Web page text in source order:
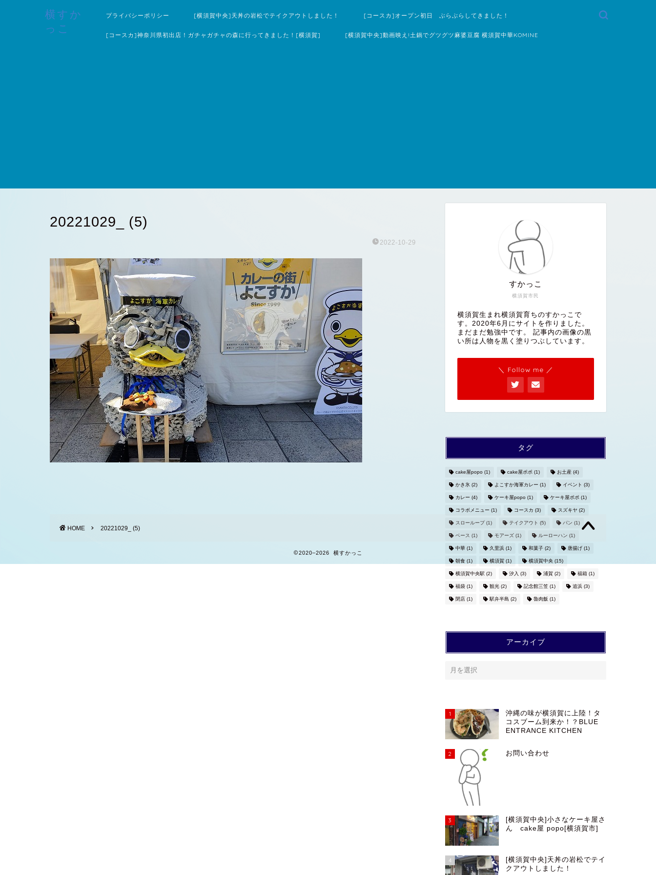
横すか
っこ
プライバシーポリシー [横須賀中央]天丼の岩松でテイクアウトしました！ [コースカ]オープン初日 ぶらぶらしてきました！
[コースカ]神奈川県初出店！ガチャガチャの森に行ってきました！[横須賀] [横須賀中央]動画映え!土鍋でグツグツ麻婆豆腐 横須賀中華KOMINE
20221029_ (5)
2022-10-29
横須賀市民
すかっこ
横須賀生まれ横須賀育ちのすかっこで
す。2020年6月にサイトを作りました。
まだまだ勉強中です。 記事内の画像の黒
い所は人物を黒く塗りつぶしています。
＼ Follow me ／
タグ
cake屋popo (1) cake屋ポポ (1) お土産(4)
かき氷 (2) よこすか海軍カレー (1) イベント (3)
カレー (4) ケーキ屋popo (1) ケーキ屋ポポ (1)
コラボメニュー (1) コースカ (3) スズキヤ (2)
スローループ(1) テイクアウト (5) パン (1)
ベース (1) モアーズ(1) ルーローハン (1)
中華(1) 久里浜(1) 和菓子(2) 唐揚げ(1)
朝食(1) 横須賀(1) 横須賀中央(15)
横須賀中央駅 (2) 汐入 (3) 浦賀(2) 福箱(1)
福袋(1) 観光(2) 記念館三笠(1) 追浜(3)
閉店(1) 駅弁半島 (2) 魯肉飯 (1)
アーカイブ
1
沖縄の味が横須賀に上陸！タ
コスブーム到来か！？BLUE
ENTRANCE KITCHEN
2 お問い合わせ
3
[横須賀中央]小さなケーキ屋さ
ん cake屋 popo[横須賀市]
4
[横須賀中央]天丼の岩松でテイ
クアウトしました！
HOME 20221029_ (5)
2020–2026 横すかっこ